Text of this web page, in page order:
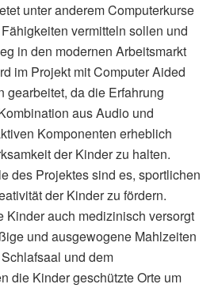
unter anderem Computerkurse
vermitteln sollen und
in den modernen Arbeitsmarkt
im Projekt mit Computer Aided
gearbeitet, da die Erfahrung
aus Audio und
Komponenten erheblich
der Kinder zu halten.
des Projektes sind es, sportlichen
der Kinder zu fördern.
Kinder auch medizinisch versorgt
und ausgewogene Mahlzeiten
und dem
die Kinder geschützte Orte um